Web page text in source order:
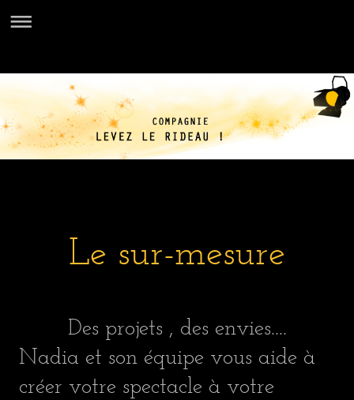
Le sur-mesure
Des projets , des envies....
Nadia et son équipe vous aide à
créer votre spectacle à votre